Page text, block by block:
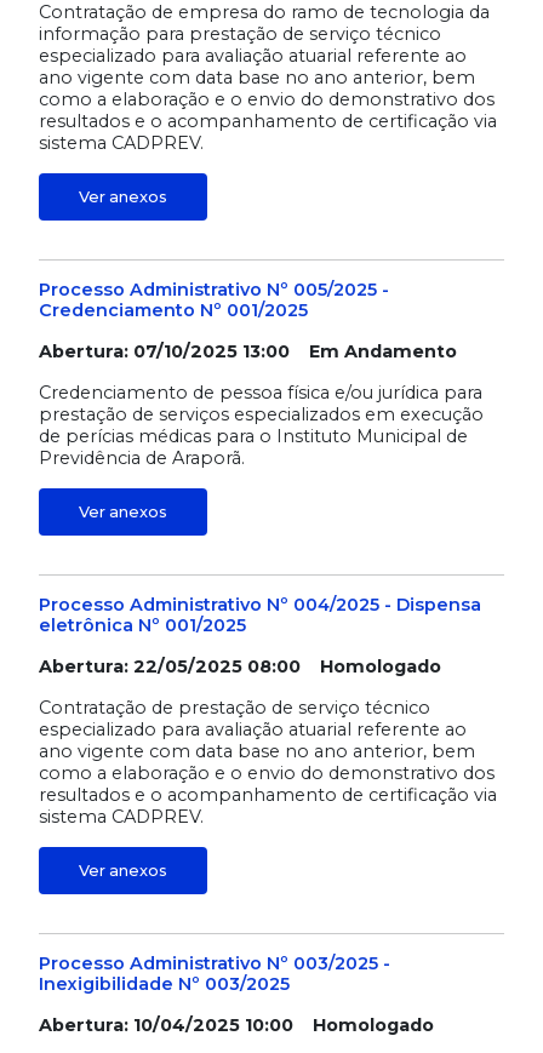
Contratação de empresa do ramo de tecnologia da
informação para prestação de serviço técnico
especializado para avaliação atuarial referente ao
ano vigente com data base no ano anterior, bem
como a elaboração e o envio do demonstrativo dos
resultados e o acompanhamento de certificação via
sistema CADPREV.
Ver anexos
Processo Administrativo Nº 005/2025 -
Credenciamento Nº 001/2025
Abertura: 07/10/2025 13:00 Em Andamento
Credenciamento de pessoa física e/ou jurídica para
prestação de serviços especializados em execução
de perícias médicas para o Instituto Municipal de
Previdência de Araporã.
Ver anexos
Processo Administrativo Nº 004/2025 - Dispensa
eletrônica Nº 001/2025
Abertura: 22/05/2025 08:00 Homologado
Contratação de prestação de serviço técnico
especializado para avaliação atuarial referente ao
ano vigente com data base no ano anterior, bem
como a elaboração e o envio do demonstrativo dos
resultados e o acompanhamento de certificação via
sistema CADPREV.
Ver anexos
Processo Administrativo Nº 003/2025 -
Inexigibilidade Nº 003/2025
Abertura: 10/04/2025 10:00 Homologado